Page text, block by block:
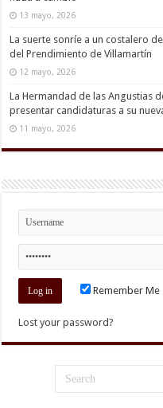
13 mayo, 2026
La suerte sonríe a un costalero
del Prendimiento de Villamartín
12 mayo, 2026
La Hermandad de las Angustias
presentar candidaturas a su
11 mayo, 2026
Remember Me
Lost your password?